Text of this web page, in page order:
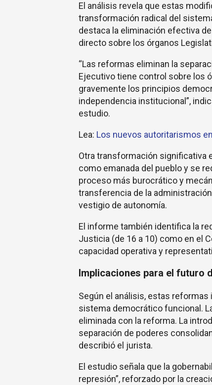
El análisis revela que estas
transformación radical del
destaca la eliminación efectiva
directo sobre los órganos
“Las reformas eliminan la
Ejecutivo tiene control sobre los
gravemente los principios
independencia institucional”,
estudio.
Lea: Los nuevos autoritarismos
Otra transformación significativa
como emanada del pueblo y se
proceso más burocrático y
transferencia de la
vestigio de autonomía.
El informe también identifica la
Justicia (de 16 a 10) como en el
capacidad operativa y
Implicaciones para el futuro
Según el análisis, estas
sistema democrático funcional.
eliminada con la reforma. La
separación de poderes
describió el jurista.
El estudio señala que la
represión”, reforzado por la